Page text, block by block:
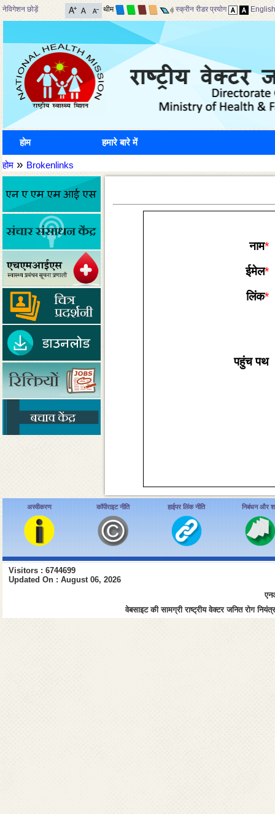
नेविगेशन छोड़ें थीम स्क्रीन रीडर प्रयोग English
होम हमारे बारे में
होम » Brokenlinks
नाम*
ईमेल*
लिंक*
पहुंच पथ
अस्वीकरण कॉपीराइट नीति हाईपर लिंक नीति निबंधन और
Visitors : 6744699
Updated On : August 06, 2026
वेबसाइट की सामग्री राष्ट्रीय वेक्टर जनित रोग